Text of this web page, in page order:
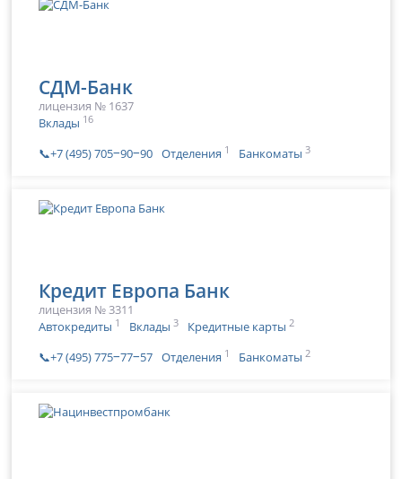
СДМ-Банк
лицензия № 1637
Вклады 16
📞+7 (495) 705‒90‒90 Отделения 1 Банкоматы 3
Кредит Европа Банк
лицензия № 3311
Автокредиты 1 Вклады 3 Кредитные карты 2
📞+7 (495) 775‒77‒57 Отделения 1 Банкоматы 2